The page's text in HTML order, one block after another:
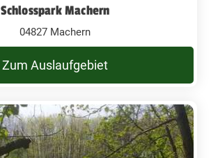
Schlosspark Machern
04827 Machern
Zum Auslaufgebiet